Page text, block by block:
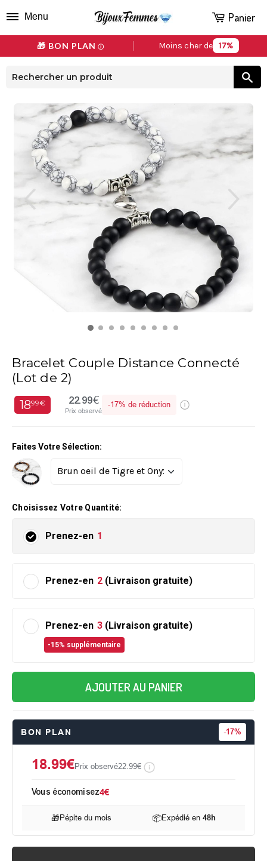
🎁 BON PLAN ⓘ Moins cher de 17%
Menu Panier
Bracelet Couple Distance Connecté
(Lot de 2)
1899€ 22.99€
Prix observé
-17% de réduction
Faites Votre Sélection:
Choisissez Votre Quantité:
Prenez-en 1
Prenez-en 2 (Livraison gratuite)
Prenez-en 3 (Livraison gratuite)
-15% supplémentaire
AJOUTER AU PANIER
BON PLAN -17%
18.99€Prix observé22.99€
Vous économisez4€
🎁Pépite du mois 📦Expédié en48h